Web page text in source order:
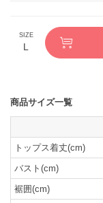
L
商品サイズ一覧
トップス着丈(cm)
バスト(cm)
裾囲(cm)